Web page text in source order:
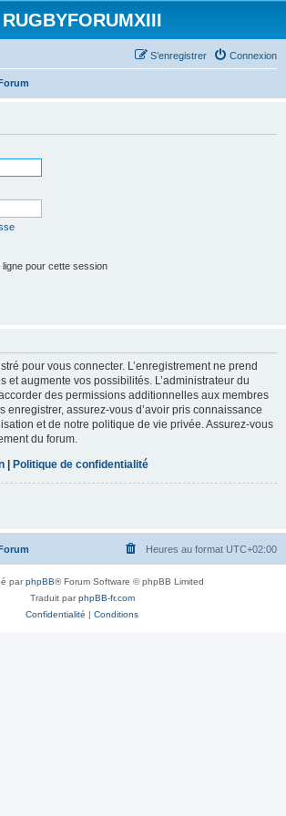
RUGBYFORUMXIII
Connexion
S’enregistrer
pour cette session
pour vous connecter. L’enregistrement ne prend
et augmente vos possibilités. L’administrateur du
des permissions additionnelles aux membres
enregistrer, assurez-vous d’avoir pris connaissance
et de notre politique de vie privée. Assurez-vous
du forum.
| Politique de confidentialité
Heures au format UTC+02:00
parphpBB® Forum Software © phpBB Limited
Traduit parphpBB-fr.com
Confidentialité | Conditions